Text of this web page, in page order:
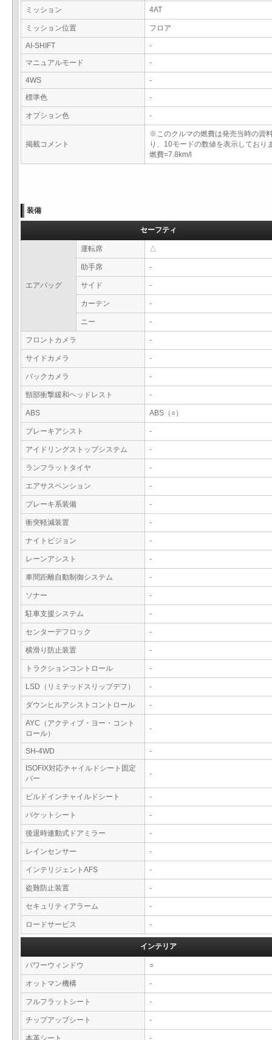
ミッション 4AT
ミッション位置 フロア
AI-SHIFT
-
マニュアルモード
-
4WS
-
標準色
-
オプション色 -
掲載コメント
※このクルマの燃費は発売当時の資
り、10モードの数値を表示しており
燃費=7.8km/l
装備
セーフティ
エアバッグ
運転席 △
助手席 -
サイド -
カーテン -
ニー -
フロントカメラ -
サイドカメラ -
バックカメラ -
頸部衝撃緩和ヘッドレスト -
ABS ABS（○）
ブレーキアシスト -
アイドリングストップシステム -
ランフラットタイヤ -
エアサスペンション -
ブレーキ系装備 -
衝突軽減装置 -
ナイトビジョン -
レーンアシスト -
車間距離自動制御システム -
ソナー -
駐車支援システム -
センターデフロック -
横滑り防止装置 -
トラクションコントロール -
LSD（リミテッドスリップデフ） -
ダウンヒルアシストコントロール -
AYC（アクティブ・ヨー・コント
ロール）
-
SH-4WD
-
ISOFIX対応チャイルドシート固定
バー
-
ビルドインチャイルドシート -
バケットシート -
後退時連動式ドアミラー -
レインセンサー -
インテリジェントAFS -
盗難防止装置 -
セキュリティアラーム -
ロードサービス -
インテリア
パワーウィンドウ ○
オットマン機構 -
フルフラットシート -
チップアップシート -
本革シート -